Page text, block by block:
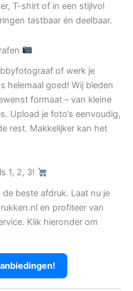
T-shirt of in een stijlvol
tastbaar én deelbaar.
of werk je
helemaal goed! Wij bieden
formaat – van kleine
Upload je foto’s eenvoudig,
rest. Makkelijker kan het
1, 2, 3!
beste afdruk. Laat nu je
en profiteer van
Klik hieronder om